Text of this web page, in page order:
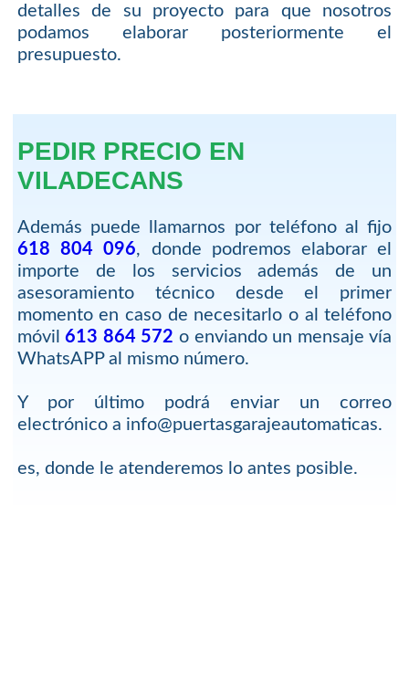
detalles de su proyecto para que nosotros
podamos elaborar posteriormente el
presupuesto.
PEDIR PRECIO EN
VILADECANS
Además puede llamarnos por teléfono al fijo
618 804 096, donde podremos elaborar el
importe de los servicios además de un
asesoramiento técnico desde el primer
momento en caso de necesitarlo o al teléfono
móvil613 864 572 o enviando un mensaje vía
WhatsAPP al mismo número.
Y por último podrá enviar un correo
electrónico a info@puertasgarajeautomaticas.
es, donde le atenderemos lo antes posible.